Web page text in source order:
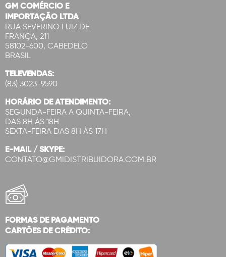
GM COMÉRCIO E
IMPORTAÇÃO LTDA
RUA SEVERINO LUIZ DE
FRANÇA, 211
58102-600, CABEDELO
BRASIL
TELEVENDAS:
(83) 3023-9590
HORÁRIO DE ATENDIMENTO:
SEGUNDA-FEIRA A QUINTA-FEIRA,
DAS 8H ÀS 18H
SEXTA-FEIRA DAS 8H ÀS 17H
E-MAIL / SKYPE:
CONTATO@GMIDISTRIBUIDORA.COM.BR
FORMAS DE PAGAMENTO
CARTÕES DE CRÉDITO: